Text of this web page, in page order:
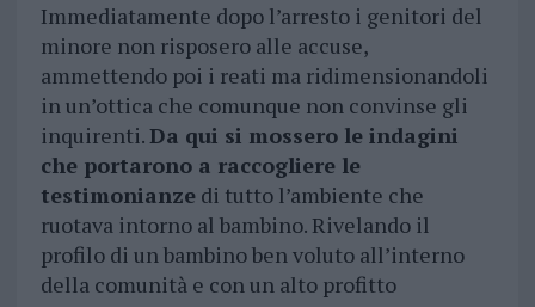
Immediatamente dopo l’arresto i genitori del
minore non risposero alle accuse,
ammettendo poi i reati ma ridimensionandoli
in un’ottica che comunque non convinse gli
inquirenti.Da qui si mossero le indagini
che portarono a raccogliere le
testimonianzedi tutto l’ambiente che
ruotava intorno al bambino. Rivelando il
profilo di un bambino ben voluto all’interno
della comunità e con un alto profitto